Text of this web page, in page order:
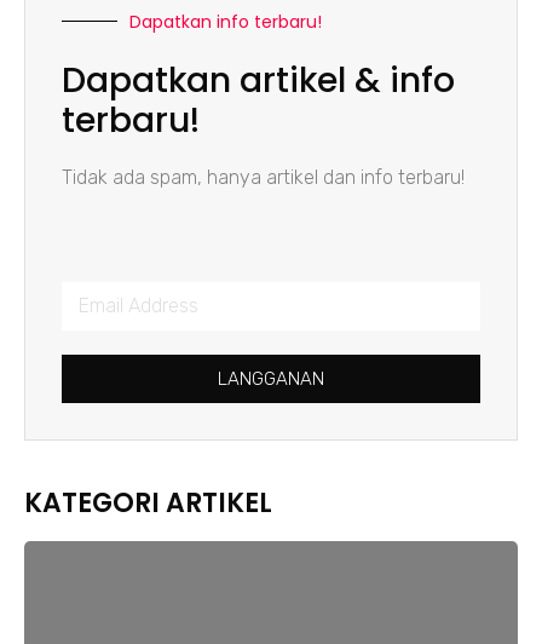
Dapatkan info terbaru!
Dapatkan artikel & info
terbaru!
Tidak ada spam, hanya artikel dan info terbaru!
LANGGANAN
KATEGORI ARTIKEL